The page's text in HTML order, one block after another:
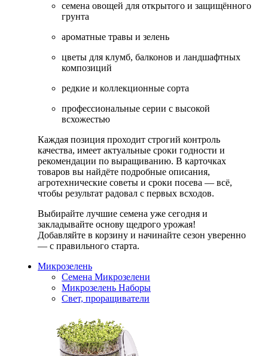
семена овощей для открытого и защищённого
грунта
ароматные травы и зелень
цветы для клумб, балконов и ландшафтных
композиций
редкие и коллекционные сорта
профессиональные серии с высокой
всхожестью
Каждая позиция проходит строгий контроль
качества, имеет актуальные сроки годности и
рекомендации по выращиванию. В карточках
товаров вы найдёте подробные описания,
агротехнические советы и сроки посева — всё,
чтобы результат радовал с первых всходов.
Выбирайте лучшие семена уже сегодня и
закладывайте основу щедрого урожая!
Добавляйте в корзину и начинайте сезон уверенно
— с правильного старта.
Микрозелень
Семена Микрозелени
Микрозелень Наборы
Свет, проращиватели